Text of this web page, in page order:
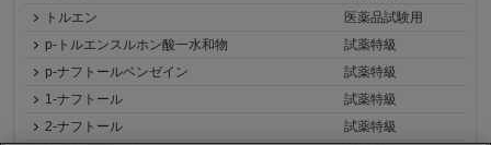
トルエン
医薬品試験用
p-トルエンスルホン酸一水和物
試薬特級
p-ナフトールベンゼイン
試薬特級
1-ナフトール
試薬特級
2-ナフトール
試薬特級